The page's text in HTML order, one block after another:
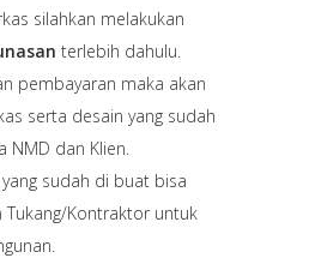
silahkan melakukan
terlebih dahulu.
pembayaran maka akan
serta desain yang sudah
NMD dan Klien.
sudah di buat bisa
Kontraktor untuk